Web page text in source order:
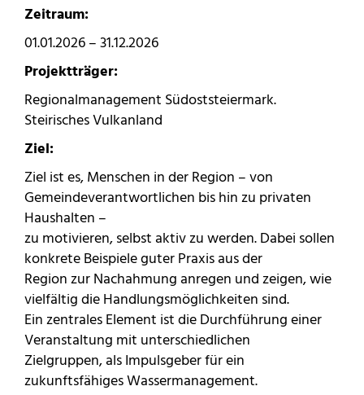
Zeitraum:
01.01.2026 – 31.12.2026
Projektträger:
Regionalmanagement Südoststeiermark.
Steirisches Vulkanland
Ziel:
Ziel ist es, Menschen in der Region – von
Gemeindeverantwortlichen bis hin zu privaten
Haushalten –
zu motivieren, selbst aktiv zu werden. Dabei sollen
konkrete Beispiele guter Praxis aus der
Region zur Nachahmung anregen und zeigen, wie
vielfältig die Handlungsmöglichkeiten sind.
Ein zentrales Element ist die Durchführung einer
Veranstaltung mit unterschiedlichen
Zielgruppen, als Impulsgeber für ein
zukunftsfähiges Wassermanagement.